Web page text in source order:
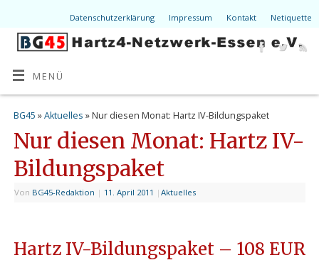
Datenschutzerklärung Impressum Kontakt Netiquette
MENÜ
BG45 »Aktuelles » Nur diesen Monat: Hartz IV-Bildungspaket
Nur diesen Monat: Hartz IV-
Bildungspaket
Von BG45-Redaktion | 11. April 2011 | Aktuelles
Hartz IV-Bildungspaket – 108 EUR